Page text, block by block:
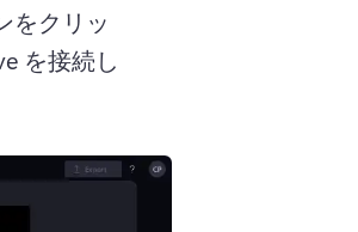
をクリッ
を接続し